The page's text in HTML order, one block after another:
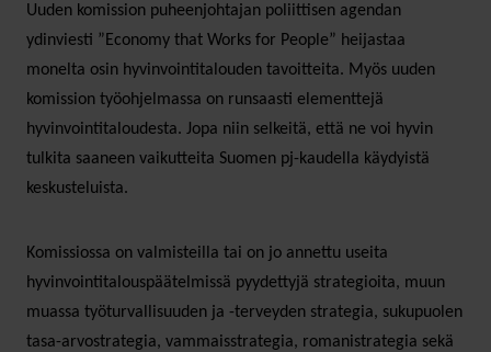
Uuden komission puheenjohtajan poliittisen agendan
ydinviesti ”Economy that Works for People” heijastaa
monelta osin hyvinvointitalouden tavoitteita. Myös uuden
komission työohjelmassa on runsaasti elementtejä
hyvinvointitaloudesta. Jopa niin selkeitä, että ne voi hyvin
tulkita saaneen vaikutteita Suomen pj-kaudella käydyistä
keskusteluista.
Komissiossa on valmisteilla tai on jo annettu useita
hyvinvointitalouspäätelmissä pyydettyjä strategioita, muun
muassa työturvallisuuden ja -terveyden strategia, sukupuolen
tasa-arvostrategia, vammaisstrategia, romanistrategia sekä